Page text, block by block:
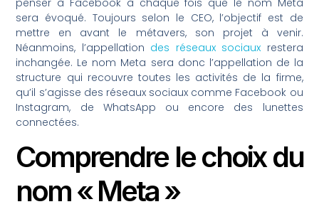
penser à Facebook à chaque fois que le nom Meta
sera évoqué. Toujours selon le CEO, l’objectif est de
mettre en avant le métavers, son projet à venir.
Néanmoins, l’appellation des réseaux sociaux restera
inchangée. Le nom Meta sera donc l’appellation de la
structure qui recouvre toutes les activités de la firme,
qu’il s’agisse des réseaux sociaux comme Facebook ou
Instagram, de WhatsApp ou encore des lunettes
connectées.
Comprendre le choix du
nom « Meta »